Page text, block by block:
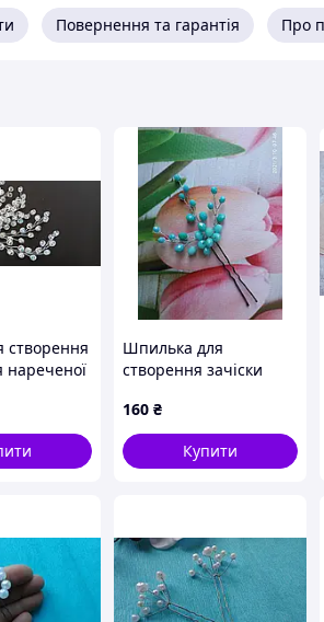
Повернення та гарантія Про
створення
нареченої
Шпилька для
створення зачіски
160 ₴
Купити